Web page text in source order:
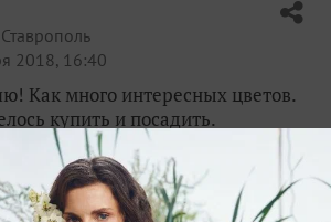
Ставрополь
2018, 16:40
Как много интересных цветов.
купить и посадить.
2Спасибо!